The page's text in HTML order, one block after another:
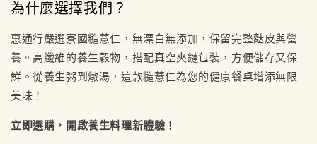
為什麼選擇我們？
惠通行嚴選寮國糙薏仁，無漂白無添加，保留完整麩皮與營
養。高纖維的養生穀物，搭配真空夾鏈包裝，方便儲存又保
鮮。從養生粥到燉湯，這款糙薏仁為您的健康餐桌增添無限
美味！
立即選購，開啟養生料理新體驗！